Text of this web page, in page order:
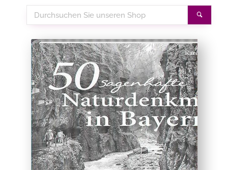
Durchsuchen
Sie
Shop